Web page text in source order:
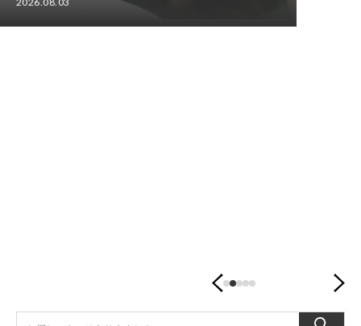
かさを添える水差し、さまざまな場面で使いやすい